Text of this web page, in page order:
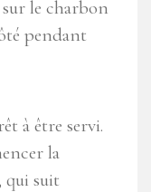
le charbon
pendant
à être servi.
la
qui suit